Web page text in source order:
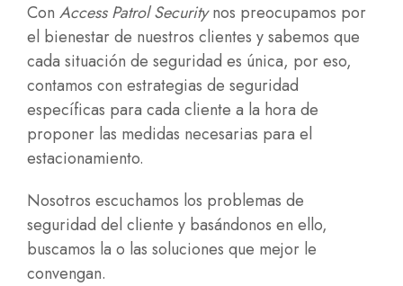
Con Access Patrol Securitynos preocupamos por
el bienestar de nuestros clientes y sabemos que
cada situación de seguridad es única, por eso,
contamos con estrategias de seguridad
específicas para cada cliente a la hora de
proponer las medidas necesarias para el
estacionamiento.
Nosotros escuchamos los problemas de
seguridad del cliente y basándonos en ello,
buscamos la o las soluciones que mejor le
convengan.